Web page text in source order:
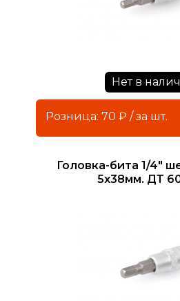
Нет в
Розница: 70 ₽ / за шт.
Головка-бита 1/4"
5х38мм. ДТ